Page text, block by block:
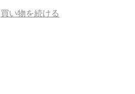
買い物を続ける